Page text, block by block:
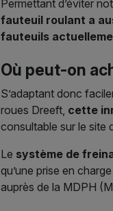
Permettant d’éviter
fauteuil roulant a
fauteuils
Où peut-on
S’adaptant donc
roues Dreeft, cette
consultable sur le site
Le système de
qu’une prise en
auprès de la MDPH